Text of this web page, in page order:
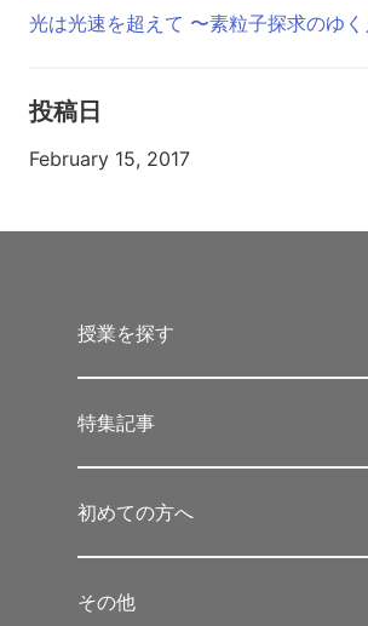
光は光速を超えて 〜素粒子探求のゆ
投稿日
February 15, 2017
授業を探す
特集記事
初めての方へ
その他